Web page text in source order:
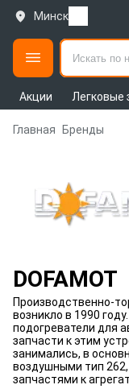
Минск
Акции Легковые
Главная Бренды
DOFAMOT
Производственно-
возникло в 1990
подогреватели для
запчасти к этим
занимались, в
воздушными тип
запчастями к